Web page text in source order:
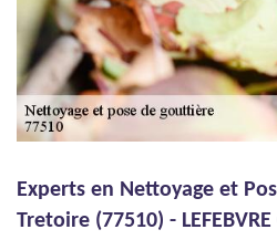
Experts en Nettoyage et
Tretoire (77510) -